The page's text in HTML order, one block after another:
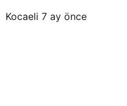
Kocaeli 7 ay önce